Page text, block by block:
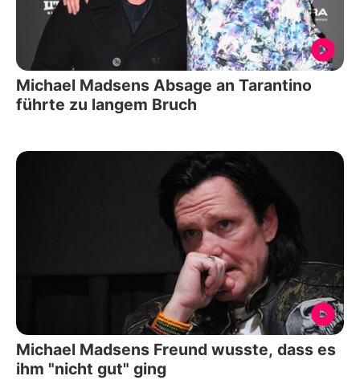
Michael Madsens Absage an Tarantino
führte zu langem Bruch
Michael Madsens Freund wusste, dass es
ihm "nicht gut" ging